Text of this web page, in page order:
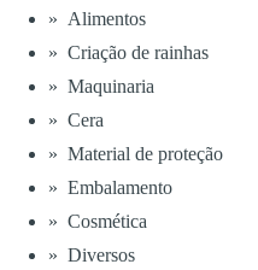
Alimentos
Criação de rainhas
Maquinaria
Cera
Material de proteção
Embalamento
Cosmética
Diversos